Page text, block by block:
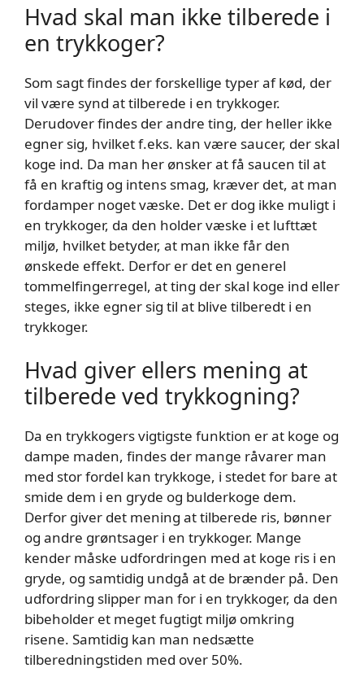
Hvad skal man ikke tilberede i
en trykkoger?
Som sagt findes der forskellige typer af kød, der
vil være synd at tilberede i en trykkoger.
Derudover findes der andre ting, der heller ikke
egner sig, hvilket f.eks. kan være saucer, der skal
koge ind. Da man her ønsker at få saucen til at
få en kraftig og intens smag, kræver det, at man
fordamper noget væske. Det er dog ikke muligt i
en trykkoger, da den holder væske i et lufttæt
miljø, hvilket betyder, at man ikke får den
ønskede effekt. Derfor er det en generel
tommelfingerregel, at ting der skal koge ind eller
steges, ikke egner sig til at blive tilberedt i en
trykkoger.
Hvad giver ellers mening at
tilberede ved trykkogning?
Da en trykkogers vigtigste funktion er at koge og
dampe maden, findes der mange råvarer man
med stor fordel kan trykkoge, i stedet for bare at
smide dem i en gryde og bulderkoge dem.
Derfor giver det mening at tilberede ris, bønner
og andre grøntsager i en trykkoger. Mange
kender måske udfordringen med at koge ris i en
gryde, og samtidig undgå at de brænder på. Den
udfordring slipper man for i en trykkoger, da den
bibeholder et meget fugtigt miljø omkring
risene. Samtidig kan man nedsætte
tilberedningstiden med over 50%.